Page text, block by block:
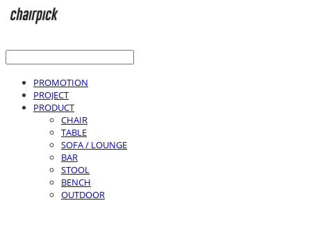
PROMOTION
PROJECT
PRODUCT
CHAIR
TABLE
SOFA / LOUNGE
BAR
STOOL
BENCH
OUTDOOR